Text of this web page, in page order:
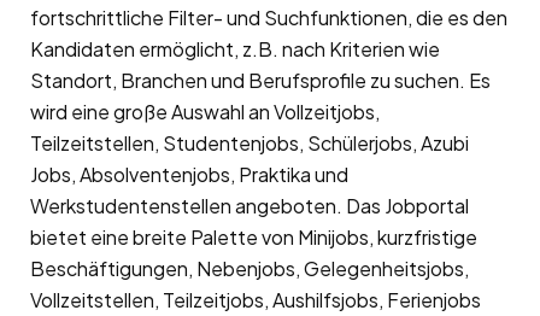
fortschrittliche Filter- und Suchfunktionen, die es den
Kandidaten ermöglicht, z.B. nach Kriterien wie
Standort, Branchen und Berufsprofile zu suchen. Es
wird eine große Auswahl an Vollzeitjobs,
Teilzeitstellen, Studentenjobs, Schülerjobs, Azubi
Jobs, Absolventenjobs, Praktika und
Werkstudentenstellen angeboten. Das Jobportal
bietet eine breite Palette von Minijobs, kurzfristige
Beschäftigungen, Nebenjobs, Gelegenheitsjobs,
Vollzeitstellen, Teilzeitjobs, Aushilfsjobs, Ferienjobs